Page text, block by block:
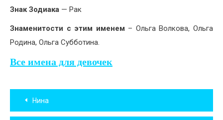
Знак Зодиака — Рак
Знаменитости с этим именем – Ольга Волкова, Ольга
Родина, Ольга Субботина.
Все имена для девочек
Навигация
Нина